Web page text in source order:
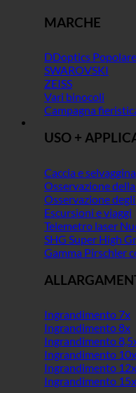
MARCHE
DDoptics
SWAROVSKI
ZEISS
Vari binocoli
Campagna
USO +
Caccia e selvaggina
Osservazione
Osservazione
Escursioni e viaggi
Telemetro laser
SHG Super High
Gamma Pirschler
Ingrandimento 7x
Ingrandimento 8x
Ingrandimento
Ingrandimento 10x
Ingrandimento 12x
Ingrandimento 15x